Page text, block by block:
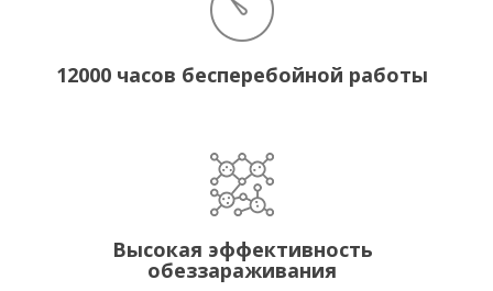
12000 часов бесперебойной работы
Высокая эффективность
обеззараживания